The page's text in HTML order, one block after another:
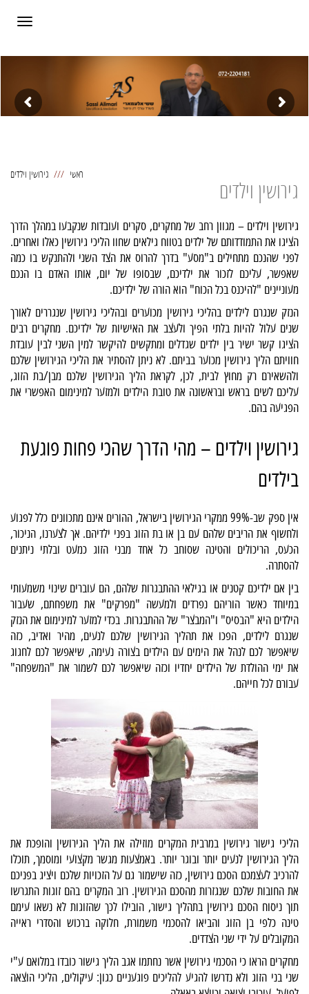
ראשי גירושין וילדים
גירושין וילדים
גירושין וילדים – מגוון רחב של מחקרים, סקרים ועובדות שנקבעו במהלך הדרך
הציגו את התמודדותם של ילדים בטווח גילאים שחוו הליכי גירושין כאלו ואחרים.
לפני שהנכם מתחילים ב"מסע" בדרך להרוס את הצד השני ולהתנקש בו כמה
שאפשר, עליכם לזכור את ילדיכם, שבסופו של יום, אותו האדם בו הנכם
מעוניינים "להיכנס בכל הכוח" הוא הורה של ילדיכם.
הנזק שנגרם לילדים בהליכי גירושין מכוערים ובהליכי גירושין שנגררים לאורך
שנים עלול להיות בלתי הפיך ולעצב את האישיות של ילדיכם. מחקרים רבים
הציגו קשר ישיר בין ילדים שגדלים ומתקשים להיקשר למין השני לבין עובדת
חוויתם הליך גירושין מכוער בביתם. לא ניתן להסתיר את הליכי הגירושין שלכם
ולהשאירם רק מחוץ לבית, לכן, לקראת הליך הגירושין שלכם מבן/בת הזוג,
עליכם לשים בראש ובראשונה את טובת הילדים ולמזער למינימום האפשרי את
הפגיעה בהם.
גירושין וילדים – מהי הדרך שהכי פחות פוגעת
בילדים
אין ספק שב-99% ממקרי הגירושין בישראל, ההורים אינם מתכוונים כלל לפגוע
ולחשוף את הריבים שלהם עם בן או בת הזוג בפני ילדיהם. אך לצערנו, הניכור,
הכעס, הריכולים והטינה שסוחב כל אחד מבני הזוג כמעט ובלתי ניתנים
להסתרה.
בין אם ילדיכם קטנים או בגילאי ההתבגרות שלהם, הם עוברים שינוי משמעותי
במיוחד כאשר הוריהם נפרדים ולמעשה "מפרקים" את משפחתם, שעבור
הילדים היא "הבסיס" ו"המבצר" של ההתבגרות. בכדי למזער למינימום את הנזק
שנגרם לילדים, הפכו את תהליך הגירושין שלכם לנעים, מהיר ואדיב, כזה
שיאפשר לכם לנהל את הימים עם הילדים בצורה נעימה, שיאפשר לכם לחגוג
את ימי ההולדת של הילדים יחדיו וכזה שיאפשר לכם לשמור את "המשפחה"
עבורם לכל חייהם.
הליכי גישור גירושין במרבית המקרים מוזילה את הליך הגירושין והופכת את
הליך הגירושין לנעים יותר ובוגר יותר. באמצעות מגשר מקצועי ומוסמך, תוכלו
להרכיב לעצמכם הסכם גירושין, כזה שישמור גם על הזכויות שלכם ויציג בפניכם
את החובות שלכם שנגזרות מהסכם הגירושין. רוב המקרים בהם זוגות התגרשו
תוך ניסוח הסכם גירושין בתהליך גישור, הובילו לכך שהזוגות לא נשאו עימם
טינה כלפי בן הזוג והביאו להסכמי משמורת, חלוקה ברכוש והסדרי ראייה
המקובלים על ידי שני הצדדים.
מחקרים הראו כי הסכמי גירושין אשר נחתמו אגב הליך גישור כובדו במלואם ע"י
שני בני הזוג ולא נדרשו להגיע להליכים פוגעניים כגון: עיקולים, הליכי הוצאה